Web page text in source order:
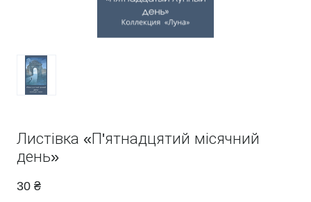
Листівка «П'ятнадцятий місячний
день»
30 ₴